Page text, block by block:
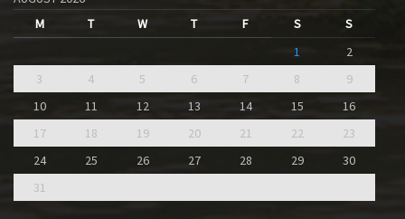
M
T W T F S
S
1
2
3
4 5 6 7 8
9
10
11 12 13 14 15
16
17
18 19 20 21 22
23
24
25 26 27 28 29
30
31